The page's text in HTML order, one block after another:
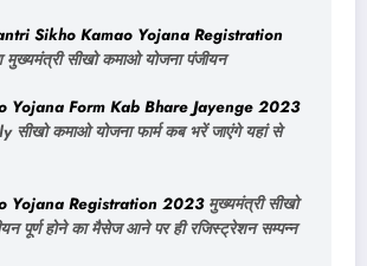
Sikho Kamao Yojana Registration
सीखो कमाओ योजना पंजीयन
Yojana Form Kab Bhare Jayenge 2023
कमाओ योजना फार्म कब भरें जाएंगे यहां से
Yojana Registration 2023मुख्यमंत्री सीखो
पूर्ण होने का मैसेज आने पर ही रजिस्ट्रेशन सम्पन्न